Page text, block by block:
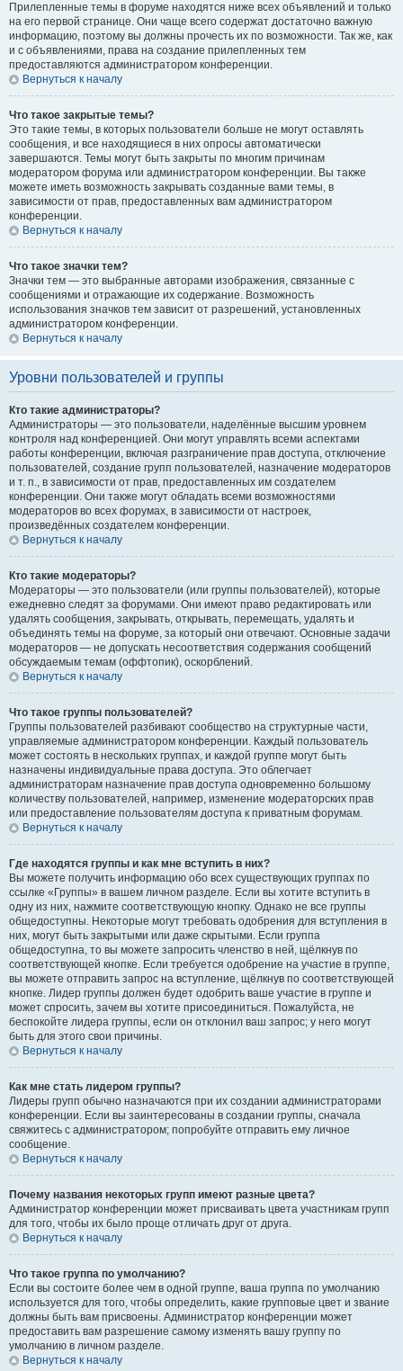
Прилепленные темы в форуме находятся ниже всех объявлений и только
на его первой странице. Они чаще всего содержат достаточно важную
информацию, поэтому вы должны прочесть их по возможности. Так же, как
и с объявлениями, права на создание прилепленных тем
предоставляются администратором конференции.
Вернуться к началу
Что такое закрытые темы?
Это такие темы, в которых пользователи больше не могут оставлять
сообщения, и все находящиеся в них опросы автоматически
завершаются. Темы могут быть закрыты по многим причинам
модератором форума или администратором конференции. Вы также
можете иметь возможность закрывать созданные вами темы, в
зависимости от прав, предоставленных вам администратором
конференции.
Вернуться к началу
Что такое значки тем?
Значки тем — это выбранные авторами изображения, связанные с
сообщениями и отражающие их содержание. Возможность
использования значков тем зависит от разрешений, установленных
администратором конференции.
Вернуться к началу
Уровни пользователей и группы
Кто такие администраторы?
Администраторы — это пользователи, наделённые высшим уровнем
контроля над конференцией. Они могут управлять всеми аспектами
работы конференции, включая разграничение прав доступа, отключение
пользователей, создание групп пользователей, назначение модераторов
и т. п., в зависимости от прав, предоставленных им создателем
конференции. Они также могут обладать всеми возможностями
модераторов во всех форумах, в зависимости от настроек,
произведённых создателем конференции.
Вернуться к началу
Кто такие модераторы?
Модераторы — это пользователи (или группы пользователей), которые
ежедневно следят за форумами. Они имеют право редактировать или
удалять сообщения, закрывать, открывать, перемещать, удалять и
объединять темы на форуме, за который они отвечают. Основные задачи
модераторов — не допускать несоответствия содержания сообщений
обсуждаемым темам (оффтопик), оскорблений.
Вернуться к началу
Что такое группы пользователей?
Группы пользователей разбивают сообщество на структурные части,
управляемые администратором конференции. Каждый пользователь
может состоять в нескольких группах, и каждой группе могут быть
назначены индивидуальные права доступа. Это облегчает
администраторам назначение прав доступа одновременно большому
количеству пользователей, например, изменение модераторских прав
или предоставление пользователям доступа к приватным форумам.
Вернуться к началу
Где находятся группы и как мне вступить в них?
Вы можете получить информацию обо всех существующих группах по
ссылке «Группы» в вашем личном разделе. Если вы хотите вступить в
одну из них, нажмите соответствующую кнопку. Однако не все группы
общедоступны. Некоторые могут требовать одобрения для вступления в
них, могут быть закрытыми или даже скрытыми. Если группа
общедоступна, то вы можете запросить членство в ней, щёлкнув по
соответствующей кнопке. Если требуется одобрение на участие в группе,
вы можете отправить запрос на вступление, щёлкнув по соответствующей
кнопке. Лидер группы должен будет одобрить ваше участие в группе и
может спросить, зачем вы хотите присоединиться. Пожалуйста, не
беспокойте лидера группы, если он отклонил ваш запрос; у него могут
быть для этого свои причины.
Вернуться к началу
Как мне стать лидером группы?
Лидеры групп обычно назначаются при их создании администраторами
конференции. Если вы заинтересованы в создании группы, сначала
свяжитесь с администратором; попробуйте отправить ему личное
сообщение.
Вернуться к началу
Почему названия некоторых групп имеют разные цвета?
Администратор конференции может присваивать цвета участникам групп
для того, чтобы их было проще отличать друг от друга.
Вернуться к началу
Что такое группа по умолчанию?
Если вы состоите более чем в одной группе, ваша группа по умолчанию
используется для того, чтобы определить, какие групповые цвет и звание
должны быть вам присвоены. Администратор конференции может
предоставить вам разрешение самому изменять вашу группу по
умолчанию в личном разделе.
Вернуться к началу